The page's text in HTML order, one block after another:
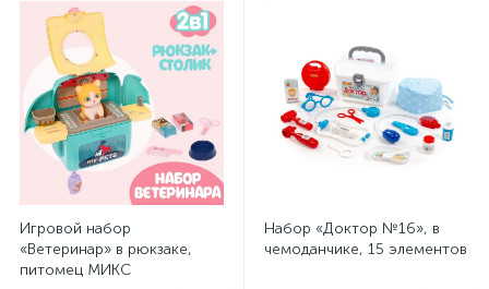
Игровой набор
«Ветеринар» в рюкзаке,
питомец МИКС
Набор «Доктор №16», в
чемоданчике, 15 элементов